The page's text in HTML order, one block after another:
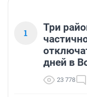
1
Три
дней в
23 778